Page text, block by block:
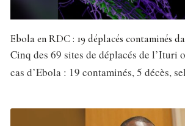
Ebola en RDC : 19 déplacés contaminés
Cinq des 69 sites de déplacés de l’Ituri
cas d’Ebola : 19 contaminés, 5 décès,